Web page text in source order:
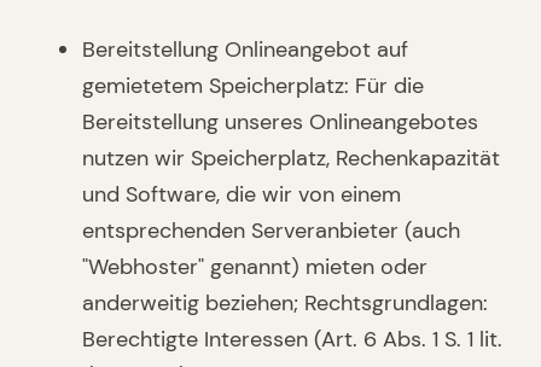
Bereitstellung Onlineangebot auf
gemietetem Speicherplatz: Für die
Bereitstellung unseres Onlineangebotes
nutzen wir Speicherplatz, Rechenkapazität
und Software, die wir von einem
entsprechenden Serveranbieter (auch
"Webhoster" genannt) mieten oder
anderweitig beziehen; Rechtsgrundlagen:
Berechtigte Interessen (Art. 6 Abs. 1 S. 1 lit.